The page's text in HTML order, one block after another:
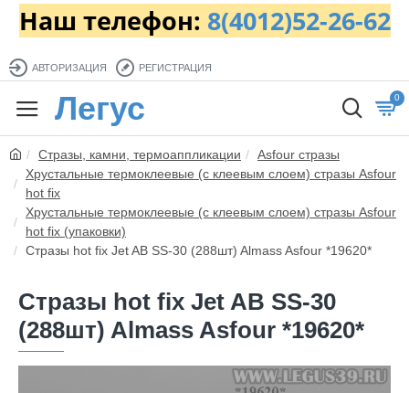
Наш телефон: 8(4012)52-26-62
АВТОРИЗАЦИЯ РЕГИСТРАЦИЯ
Легус 0
Стразы, камни, термоаппликации
Asfour стразы
Хрустальные термоклеевые (с клеевым слоем) стразы Asfour
hot fix
Хрустальные термоклеевые (с клеевым слоем) стразы Asfour
hot fix (упаковки)
Стразы hot fix Jet AB SS-30 (288шт) Almass Asfour *19620*
Стразы hot fix Jet AB SS-30
(288шт) Almass Asfour *19620*